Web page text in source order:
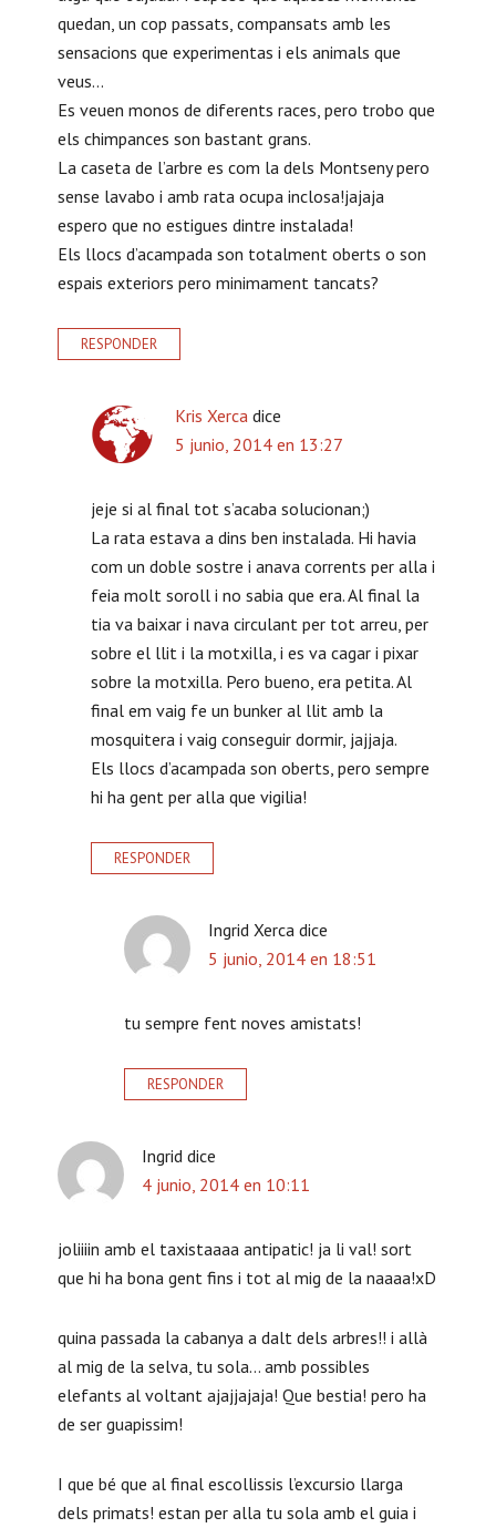
quedan, un cop passats, compansats amb les
sensacions que experimentas i els animals que
veus…
Es veuen monos de diferents races, pero trobo que
els chimpances son bastant grans.
La caseta de l’arbre es com la dels Montseny pero
sense lavabo i amb rata ocupa inclosa!jajaja
espero que no estigues dintre instalada!
Els llocs d’acampada son totalment oberts o son
espais exteriors pero minimament tancats?
RESPONDER
Kris Xerca dice
5 junio, 2014 en 13:27
jeje si al final tot s’acaba solucionan;)
La rata estava a dins ben instalada. Hi havia
com un doble sostre i anava corrents per alla i
feia molt soroll i no sabia que era. Al final la
tia va baixar i nava circulant per tot arreu, per
sobre el llit i la motxilla, i es va cagar i pixar
sobre la motxilla. Pero bueno, era petita. Al
final em vaig fe un bunker al llit amb la
mosquitera i vaig conseguir dormir, jajjaja.
Els llocs d’acampada son oberts, pero sempre
hi ha gent per alla que vigilia!
RESPONDER
Ingrid Xerca dice
5 junio, 2014 en 18:51
tu sempre fent noves amistats!
RESPONDER
Ingrid dice
4 junio, 2014 en 10:11
joliiiin amb el taxistaaaa antipatic! ja li val! sort
que hi ha bona gent fins i tot al mig de la naaaa!xD
quina passada la cabanya a dalt dels arbres!! i allà
al mig de la selva, tu sola… amb possibles
elefants al voltant ajajjajaja! Que bestia! pero ha
de ser guapissim!
I que bé que al final escollissis l’excursio llarga
dels primats! estan per alla tu sola amb el guia i